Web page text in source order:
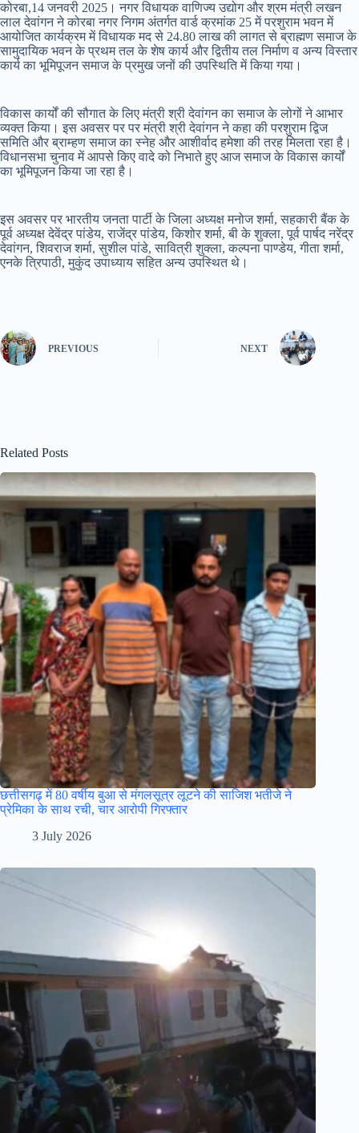
कोरबा,14 जनवरी 2025। नगर विधायक वाणिज्य उद्योग और श्रम मंत्री लखन
लाल देवांगन ने कोरबा नगर निगम अंतर्गत वार्ड क्रमांक 25 में परशुराम भवन में
आयोजित कार्यक्रम में विधायक मद से 24.80 लाख की लागत से ब्राह्मण समाज के
सामुदायिक भवन के प्रथम तल के शेष कार्य और द्वितीय तल निर्माण व अन्य विस्तार
कार्य का भूमिपूजन समाज के प्रमुख जनों की उपस्थिति में किया गया।
विकास कार्यों की सौगात के लिए मंत्री श्री देवांगन का समाज के लोगों ने आभार
व्यक्त किया। इस अवसर पर पर मंत्री श्री देवांगन ने कहा की परशुराम द्विज
समिति और ब्राम्हण समाज का स्नेह और आशीर्वाद हमेशा की तरह मिलता रहा है।
विधानसभा चुनाव में आपसे किए वादे को निभाते हुए आज समाज के विकास कार्यों
का भूमिपूजन किया जा रहा है।
इस अवसर पर भारतीय जनता पार्टी के जिला अध्यक्ष मनोज शर्मा, सहकारी बैंक के
पूर्व अध्यक्ष देवेंद्र पांडेय, राजेंद्र पांडेय, किशोर शर्मा, बी के शुक्ला, पूर्व पार्षद नरेंद्र
देवांगन, शिवराज शर्मा, सुशील पांडे, सावित्री शुक्ला, कल्पना पाण्डेय, गीता शर्मा,
एनके त्रिपाठी, मुकुंद उपाध्याय सहित अन्य उपस्थित थे।
PREVIOUS NEXT
Related Posts
छत्तीसगढ़ में 80 वर्षीय बुआ से मंगलसूत्र लूटने की साजिश भतीजे ने
प्रेमिका के साथ रची, चार आरोपी गिरफ्तार
3 July 2026